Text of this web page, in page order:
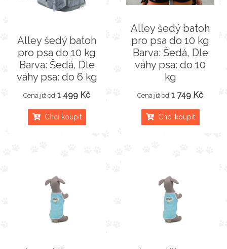
Alley šedý batoh
pro psa do 10 kg
Barva: Šedá, Dle
váhy psa: do 6 kg
Cena již od 1 499 Kč
Chci koupit
Alley šedý batoh
pro psa do 10 kg
Barva: Šedá, Dle
váhy psa: do 10
kg
Cena již od 1 749 Kč
Chci koupit